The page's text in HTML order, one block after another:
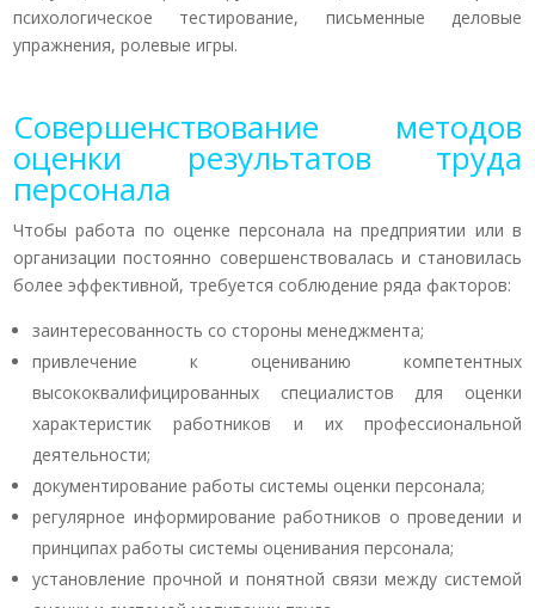
психологическое тестирование, письменные деловые
упражнения, ролевые игры.
Совершенствование методов
оценки результатов труда
персонала
Чтобы работа по оценке персонала на предприятии или в
организации постоянно совершенствовалась и становилась
более эффективной, требуется соблюдение ряда факторов:
заинтересованность со стороны менеджмента;
привлечение к оцениванию компетентных
высококвалифицированных специалистов для оценки
характеристик работников и их профессиональной
деятельности;
документирование работы системы оценки персонала;
регулярное информирование работников о проведении и
принципах работы системы оценивания персонала;
установление прочной и понятной связи между системой